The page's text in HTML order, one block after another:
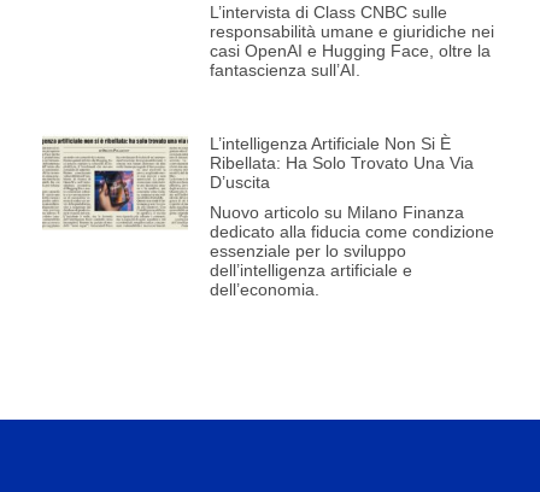
L’intervista di Class CNBC sulle
responsabilità umane e giuridiche nei
casi OpenAI e Hugging Face, oltre la
fantascienza sull’AI.
L’intelligenza Artificiale Non Si È
Ribellata: Ha Solo Trovato Una Via
D’uscita
Nuovo articolo su Milano Finanza
dedicato alla fiducia come condizione
essenziale per lo sviluppo
dell’intelligenza artificiale e
dell’economia.